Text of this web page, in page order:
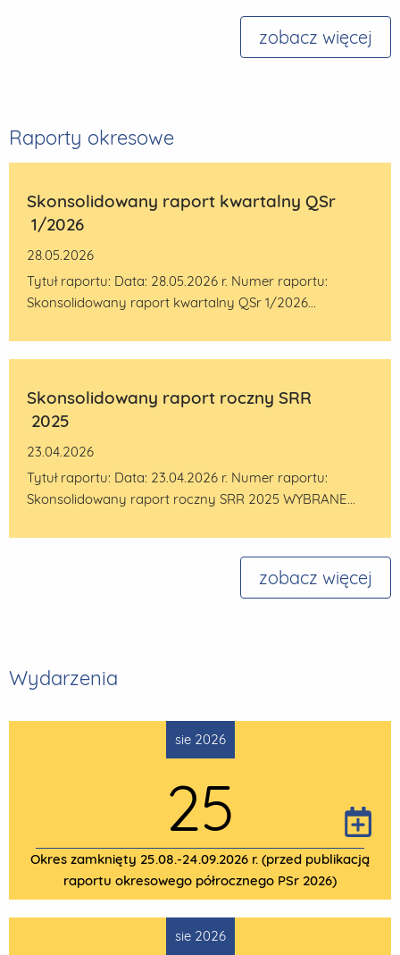
zobacz więcej
Raporty okresowe
Skonsolidowany raport kwartalny QSr
1/2026
28.05.2026
Tytuł raportu: Data: 28.05.2026 r. Numer raportu:
Skonsolidowany raport kwartalny QSr 1/2026...
Skonsolidowany raport roczny SRR
2025
23.04.2026
Tytuł raportu: Data: 23.04.2026 r. Numer raportu:
Skonsolidowany raport roczny SRR 2025 WYBRANE...
zobacz więcej
Wydarzenia
sie 2026
25
Okres zamknięty 25.08.-24.09.2026 r. (przed publikacją
raportu okresowego półrocznego PSr 2026)
sie 2026